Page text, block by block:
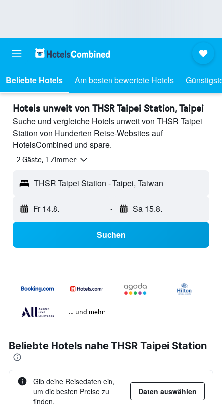
Beliebte Hotels Am besten bewertete Hotels
Hotels unweit von THSR Taipei Station, Taipei
Suche und vergleiche Hotels unweit von THSR Taipei
Station von Hunderten Reise-Websites auf
HotelsCombined und spare.
2 Gäste, 1 Zimmer
THSR Taipei Station - Taipei, Taiwan
Fr 14.8. - Sa 15.8.
Suchen
… und mehr
Beliebte Hotels nahe THSR Taipei Station
Gib deine Reisedaten ein,
um die besten Preise zu
finden.
Daten auswählen